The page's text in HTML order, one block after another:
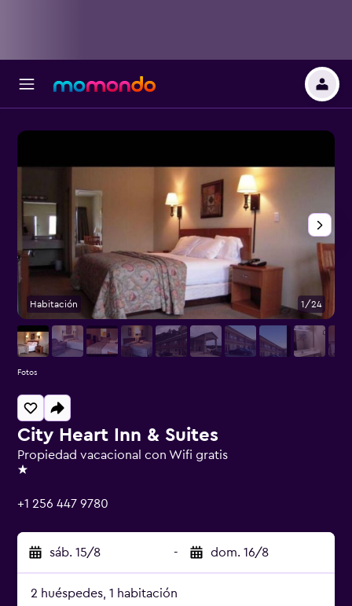
City Heart Inn & Suites
Propiedad vacacional con Wifi gratis
1 estrella
+1 256 447 9780
sáb. 15/8 - dom. 16/8
2 huéspedes, 1 habitación
Habitación 1/24
Fotos